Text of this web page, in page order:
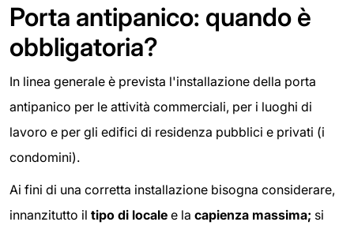
Porta antipanico: quando è
obbligatoria?
In linea generale è prevista l'installazione della porta
antipanico per le attività commerciali, per i luoghi di
lavoro e per gli edifici di residenza pubblici e privati (i
condomini).
Ai fini di una corretta installazione bisogna considerare,
innanzitutto il tipo di locale e la capienza massima; si